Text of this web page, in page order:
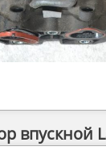
впускной